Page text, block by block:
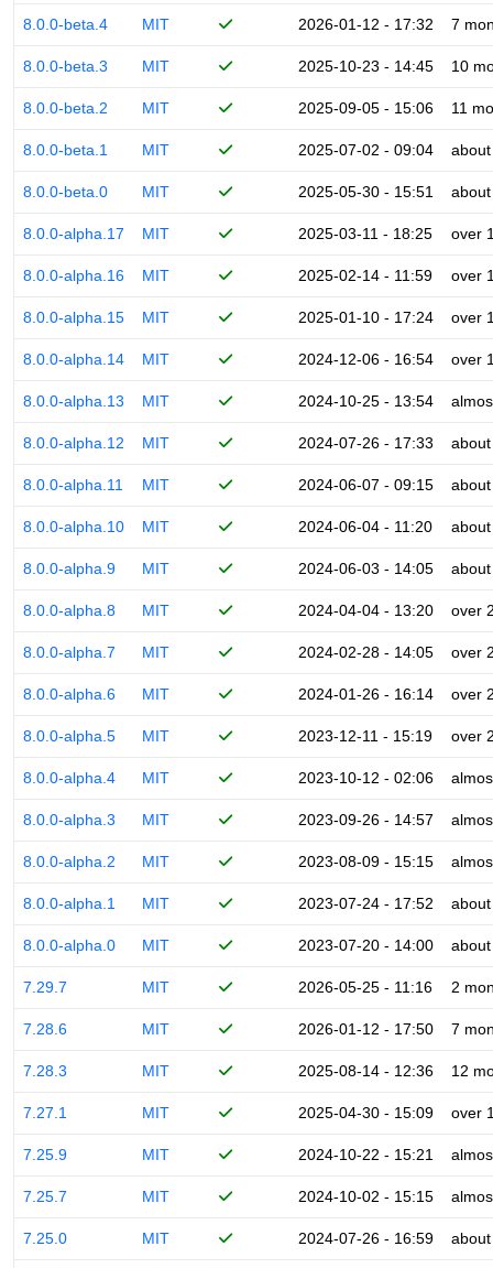
8.0.0-beta.4 MIT 2026-01-12 - 17:32 7
8.0.0-beta.3 MIT 2025-10-23 - 14:45 10
8.0.0-beta.2 MIT 2025-09-05 - 15:06 11
8.0.0-beta.1 MIT 2025-07-02 - 09:04
8.0.0-beta.0 MIT 2025-05-30 - 15:51
8.0.0-alpha.17 MIT 2025-03-11 - 18:25 over
8.0.0-alpha.16 MIT 2025-02-14 - 11:59 over
8.0.0-alpha.15 MIT 2025-01-10 - 17:24 over
8.0.0-alpha.14 MIT 2024-12-06 - 16:54 over
8.0.0-alpha.13 MIT 2024-10-25 - 13:54
8.0.0-alpha.12 MIT 2024-07-26 - 17:33
8.0.0-alpha.11 MIT 2024-06-07 - 09:15
8.0.0-alpha.10 MIT 2024-06-04 - 11:20
8.0.0-alpha.9 MIT 2024-06-03 - 14:05
8.0.0-alpha.8 MIT 2024-04-04 - 13:20 over
8.0.0-alpha.7 MIT 2024-02-28 - 14:05 over
8.0.0-alpha.6 MIT 2024-01-26 - 16:14 over
8.0.0-alpha.5 MIT 2023-12-11 - 15:19 over
8.0.0-alpha.4 MIT 2023-10-12 - 02:06
8.0.0-alpha.3 MIT 2023-09-26 - 14:57
8.0.0-alpha.2 MIT 2023-08-09 - 15:15
8.0.0-alpha.1 MIT 2023-07-24 - 17:52
8.0.0-alpha.0 MIT 2023-07-20 - 14:00
7.29.7 MIT 2026-05-25 - 11:16 2
7.28.6 MIT 2026-01-12 - 17:50 7
7.28.3 MIT 2025-08-14 - 12:36 12
7.27.1 MIT 2025-04-30 - 15:09 over
7.25.9 MIT 2024-10-22 - 15:21
7.25.7 MIT 2024-10-02 - 15:15
7.25.0 MIT 2024-07-26 - 16:59